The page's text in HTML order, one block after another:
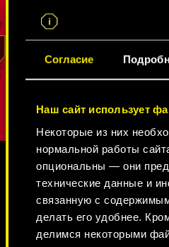
Согласие
Наш сайт использует
Некоторые из них
нормальной работы
опциональны — они
технические данные и
связанную с
делать его удобнее.
делимся некоторыми
информацию и
которые кажутся
спустя годы
остался верен своей
РИД